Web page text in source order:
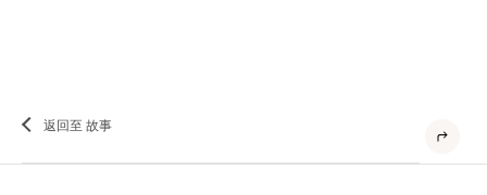
返回至 故事